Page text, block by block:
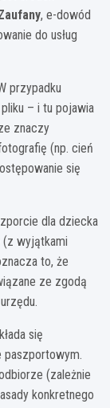
, e-dowód
do usług
przypadku
– i tu pojawia
znaczy
(np. cień
się
dla dziecka
wyjątkami
to, że
ze zgodą
się
paszportowym.
(zależnie
konkretnego